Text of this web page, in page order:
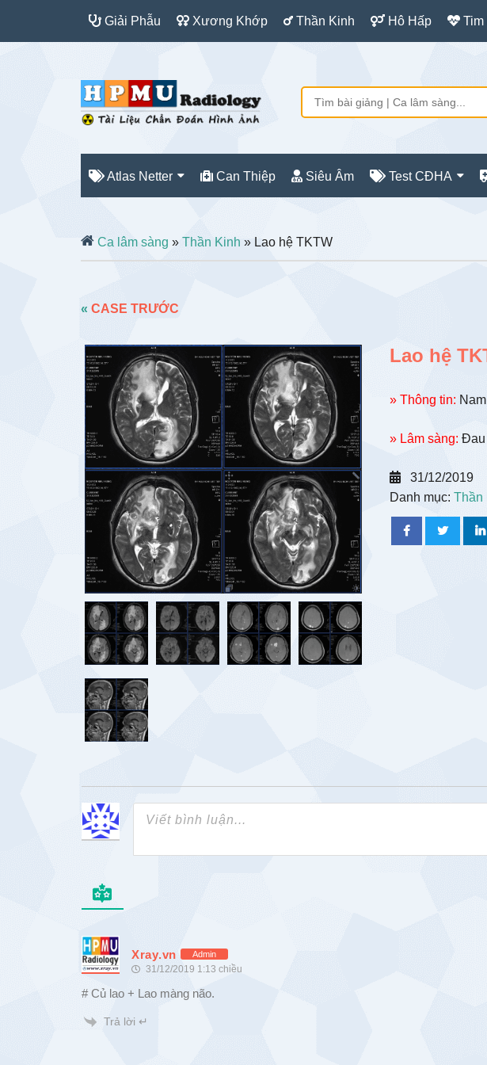
Giải Phẫu Xương Khớp Thần Kinh Hô Hấp Tim
Atlas Netter Can Thiệp Siêu Âm Test CĐHA
Ca lâm sàng » Thần Kinh » Lao hệ TKTW
« CASE TRƯỚC
Lao hệ
» Thông tin:
» Lâm sàng: Đau
31/12/2019
Danh mục: Thần
Xray.vn Admin
31/12/2019 1:13 chiều
# Củ lao + Lao màng não.
Trả lời ↵